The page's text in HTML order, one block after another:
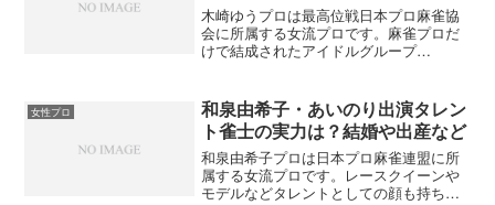
木崎ゆうプロは最高位戦日本プロ麻雀協
会に所属する女流プロです。麻雀プロだ
けで結成されたアイドルグループ
気を持っていて、Moreの中でもかなりの
美形。ファンになった方も多そうです。
ですが、プロ雀士になったばかりで情報
が少ないんですよね。そんな木崎ゆうプ
ロについてまとめてみました。
女性プロ
和泉由希子・あいのり出演タレン
ト雀士の実力は？結婚や出産など
和泉由希子プロは日本プロ麻雀連盟に所
属する女流プロです。レースクイーンや
モデルなどタレントとしての顔も持ちな